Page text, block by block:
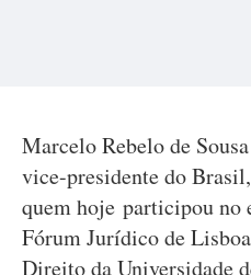
Marcelo Rebelo de
vice-presidente do
quem hoje participou no
Fórum Jurídico de
Direito da Universidade